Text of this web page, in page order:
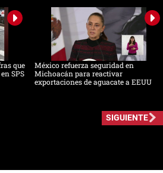
que
SPS
México refuerza seguridad en
Michoacán para reactivar
exportaciones de aguacate a EEUU
SIGUIENTE